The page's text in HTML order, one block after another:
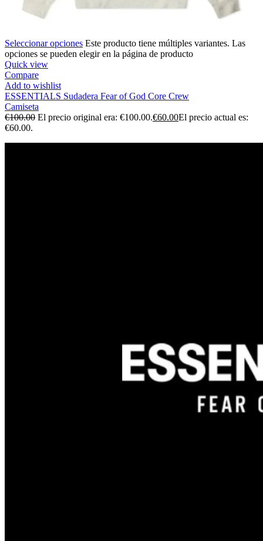
Seleccionar opciones Este producto tiene múltiples variantes. Las
opciones se pueden elegir en la página de producto
Quick view
Compare
Add to wishlist
ESSENTIALS Sudadera Fear of God Core Crew
Camiseta
€100.00 El precio original era: €100.00.€60.00El precio actual es:
€60.00.